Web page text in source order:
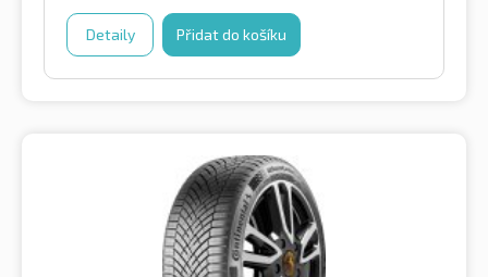
Detaily Přidat do košíku